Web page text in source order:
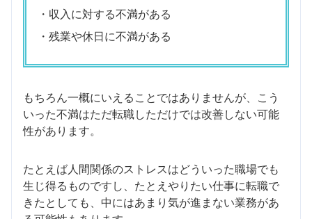
・収入に対する不満がある
・残業や休日に不満がある
もちろん一概にいえることではありませんが、こう
いった不満はただ転職しただけでは改善しない可能
性があります。
たとえば人間関係のストレスはどういった職場でも
生じ得るものですし、たとえやりたい仕事に転職で
きたとしても、中にはあまり気が進まない業務があ